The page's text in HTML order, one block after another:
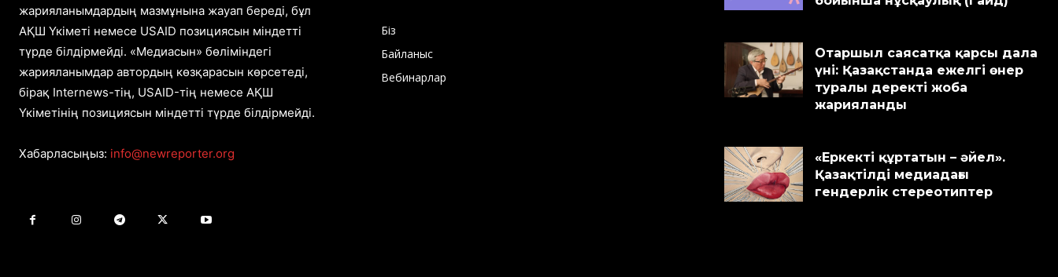
жарияланымдардың мазмұнына жауап береді, бұл
АҚШ Үкіметі немесе USAID позициясын міндетті
түрде білдірмейді. «Медиасын» бөліміндегі
жарияланымдар автордың көзқарасын көрсетеді,
бірақ Internews-тің, USAID-тің немесе АҚШ
Үкіметінің позициясын міндетті түрде білдірмейді.
Хабарласыңыз: info@newreporter.org
Біз
Байланыс
Вебинарлар
Отаршыл саясатқа қарсы дала
үні: Қазақстанда ежелгі өнер
туралы деректі жоба
жарияланды
«Еркекті құртатын – әйел».
Қазақтілді медиадағы
гендерлік стереотиптер